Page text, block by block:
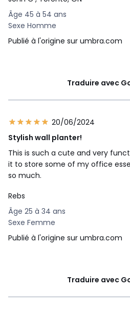
Âge 45 à 54 ans
Sexe Homme
Publié à l'origine sur umbra.com
Traduire avec
20/06/2024
Stylish wall planter!
This is such a cute and very
it to store some of my office
so much.
Rebs
Âge 25 à 34 ans
Sexe Femme
Publié à l'origine sur umbra.com
Traduire avec